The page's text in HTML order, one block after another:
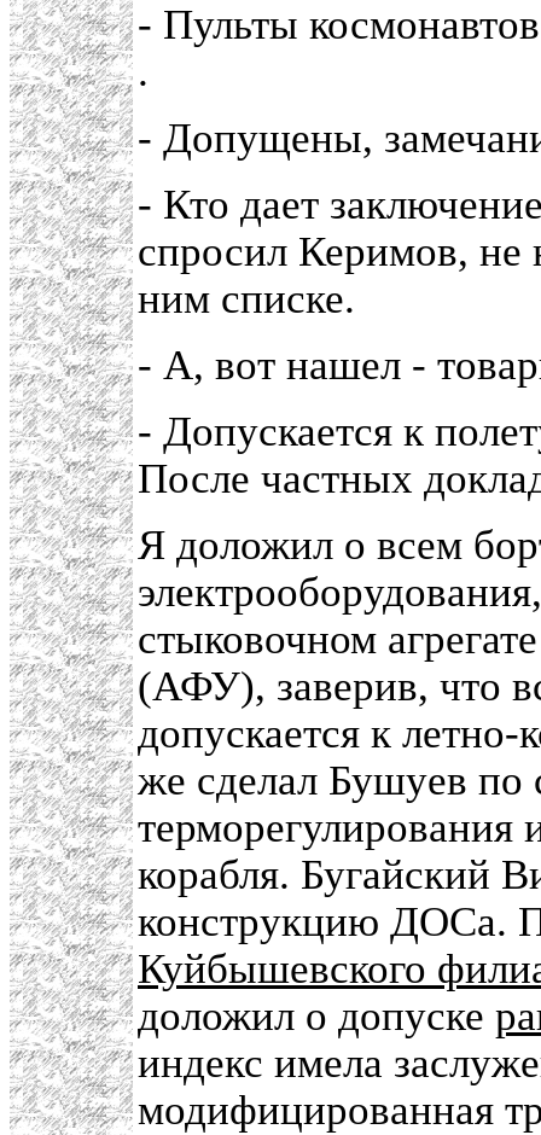
- Пульты
.
- Допущены,
- Кто дает
спросил Керимов,
ним списке.
- А, вот нашел -
- Допускается к
После частных
Я доложил о всем
стыковочном
(АФУ), заверив, что
допускается к
же сделал Бушуев по
терморегулирования
корабля. Бугайский
конструкцию ДОСа.
Куйбышевского
доложил о допуске
индекс имела
модифицированная